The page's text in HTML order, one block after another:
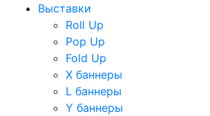
Выставки
Roll Up
Pop Up
Fold Up
Х баннеры
L баннеры
Y баннеры